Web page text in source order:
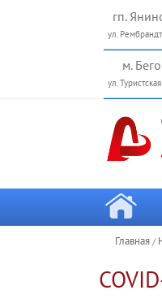
гп.
ул.
м.
ул.
Главная /